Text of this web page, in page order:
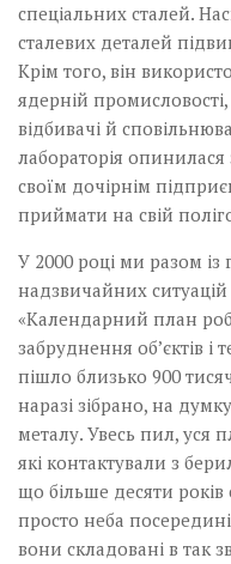
спеціальних сталей.
сталевих деталей
Крім того, він
ядерній
відбивачі й
лабораторія
своїм дочірнім
приймати на свій
У 2000 році ми разом
надзвичайних
«Календарний план
забруднення об’єктів і
пішло близько 900
наразі зібрано, на
металу. Увесь пил, уся
які контактували з
що більше десяти років
просто неба
вони складовані в так